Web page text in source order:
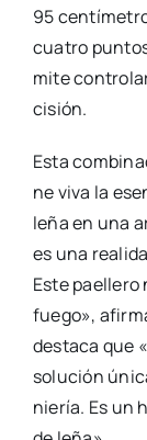
95
cua­tro
mi­te
ci­sión.
Esta
ne viva la
leña en una
es una
Este pae­lle­ro
fue­go»,
des­ta­ca que
solu­ción
nie­ría. Es un